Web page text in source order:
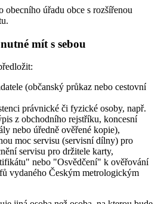
obecního úřadu obce s rozšířenou
mít s sebou
(občanský průkaz nebo cestovní
právnické či fyzické osoby, např.
z obchodního rejstříku, koncesní
nebo úředně ověřené kopie),
moc servisu (servisní dílny) pro
servisu pro držitele karty,
nebo "Osvědčení" k ověřování
vydaného Českým metrologickým